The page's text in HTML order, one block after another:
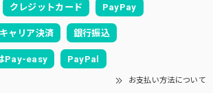
クレジットカード PayPay
キャリア決済 銀行振込
Pay-easy PayPal
お支払い方法について